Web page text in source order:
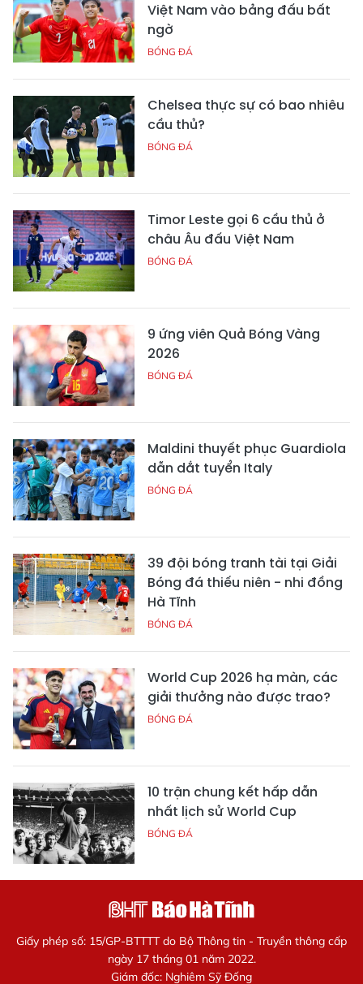
Việt Nam vào bảng đấu bất
ngờ
BÓNG ĐÁ
Chelsea thực sự có bao nhiêu
cầu thủ?
BÓNG ĐÁ
Timor Leste gọi 6 cầu thủ ở
châu Âu đấu Việt Nam
BÓNG ĐÁ
9 ứng viên Quả Bóng Vàng
2026
BÓNG ĐÁ
Maldini thuyết phục Guardiola
dẫn dắt tuyển Italy
BÓNG ĐÁ
39 đội bóng tranh tài tại Giải
Bóng đá thiếu niên - nhi đồng
Hà Tĩnh
BÓNG ĐÁ
World Cup 2026 hạ màn, các
giải thưởng nào được trao?
BÓNG ĐÁ
10 trận chung kết hấp dẫn
nhất lịch sử World Cup
BÓNG ĐÁ
Giấy phép số: 15/GP-BTTTT do Bộ Thông tin - Truyền thông cấp
ngày 17 tháng 01 năm 2022.
Giám đốc: Nghiêm Sỹ Đống